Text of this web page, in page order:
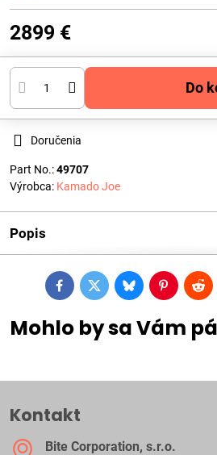
2899 €
Do
Doručenia
Part No.:49707
Výrobca: Kamado Joe
Popis
FacebookTwitterBlueskyPinterest
Mohlo by sa Vám
Kontakt
Bite Corporation, s​.r​.o​.